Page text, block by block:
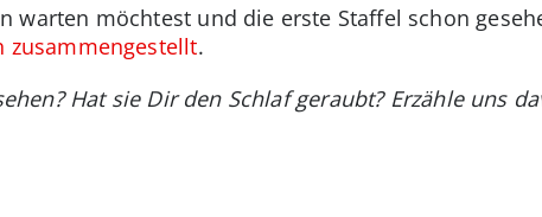
warten möchtest und die erste Staffel schon
zusammengestellt.
Hat sie Dir den Schlaf geraubt? Erzähle uns